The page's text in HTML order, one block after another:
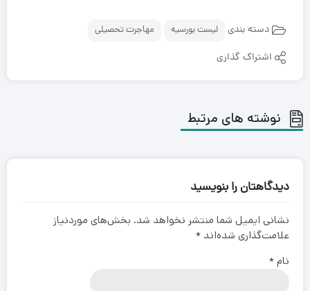
دسته بندی لیست بورسیه مهاجرت تحصیلی
اشتراک گذاری
نوشته های مرتبط
دیدگاهتان را بنویسید
نشانی ایمیل شما منتشر نخواهد شد. بخش‌های موردنیاز
علامت‌گذاری شده‌اند *
نام*